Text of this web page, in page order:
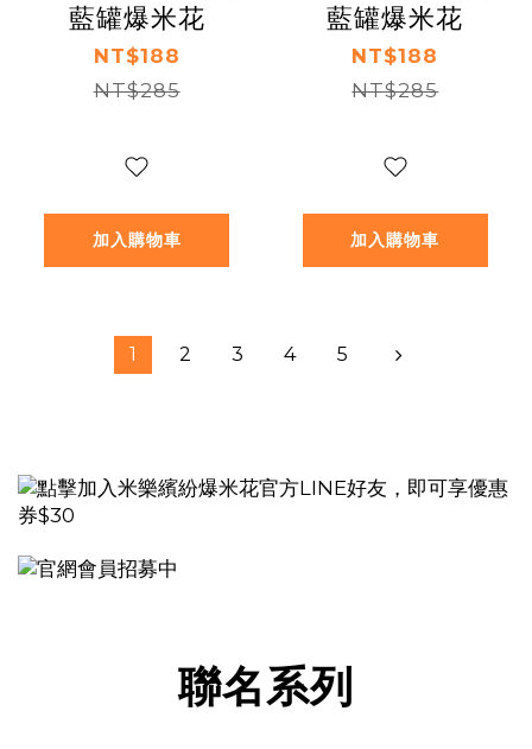
藍罐爆米花
NT$188
NT$285
加入購物車
藍罐爆米花
NT$188
NT$285
加入購物車
1 2 3 4 5
聯名系列